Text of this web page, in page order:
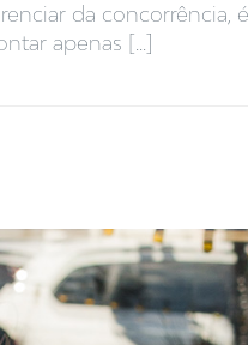
da concorrência,
apenas [...]